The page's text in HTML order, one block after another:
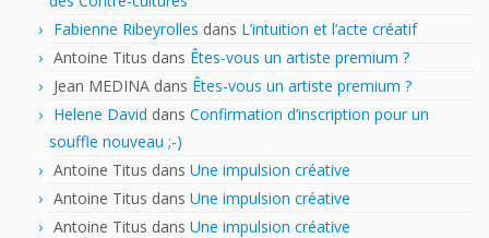
Fabienne Ribeyrolles dans L’intuition et l’acte créatif
Antoine Titus dans Êtes-vous un artiste premium ?
Jean MEDINA dans Êtes-vous un artiste premium ?
Helene David dans Confirmation d’inscription pour un
souffle nouveau ;-)
Antoine Titus dans Une impulsion créative
Antoine Titus dans Une impulsion créative
Antoine Titus dans Une impulsion créative